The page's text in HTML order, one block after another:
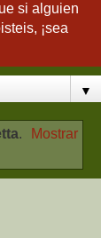
si alguien
¡sea
▼
.
Mostrar